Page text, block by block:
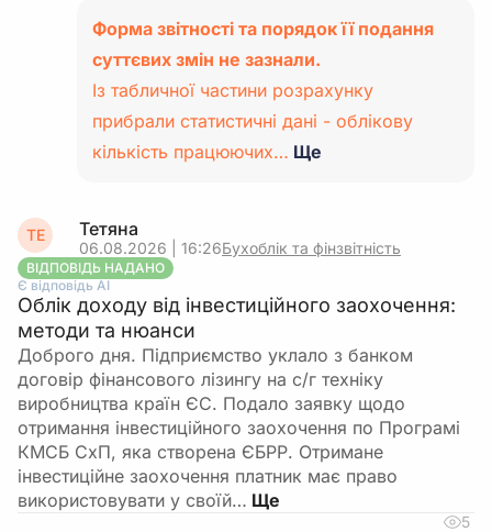
Форма звітності та порядок її подання
суттєвих змін не зазнали.
Із табличної частини розрахунку
прибрали статистичні дані - облікову
кількість працюючих… Ще
ТЕ Тетяна
06.08.2026 | 16:26Бухоблік та фінзвітність
ВІДПОВІДЬ НАДАНО
Є відповідь АІ
Облік доходу від інвестиційного заохочення:
методи та нюанси
Доброго дня. Підприємство уклало з банком
договір фінансового лізингу на с/г техніку
виробництва країн ЄС. Подало заявку щодо
отримання інвестиційного заохочення по Програмі
КМСБ СхП, яка створена ЄБРР. Отримане
інвестиційне заохочення платник має право
використовувати у своїй…
5